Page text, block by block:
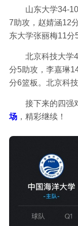
山东大学34-
7助攻，赵婧涵12
东大学张丽梅11分
北京科技大学
分5助攻，李嘉琳
分6篮板。北京科
接下来的四强
场，精彩继续！